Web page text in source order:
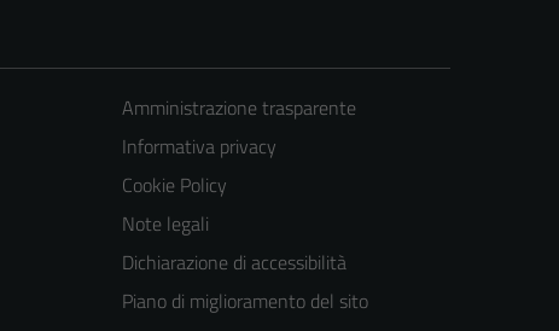
Amministrazione trasparente
Informativa privacy
Cookie Policy
Note legali
Dichiarazione di accessibilità
Piano di miglioramento del sito
Tecnici
Questi cookie
sono necessari
per il
funzionamento